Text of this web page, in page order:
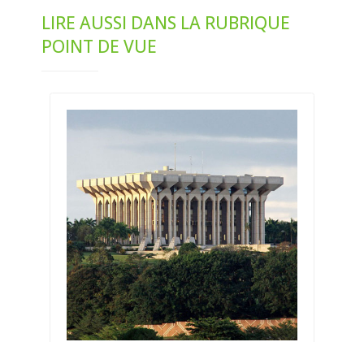
LIRE AUSSI DANS LA RUBRIQUE
POINT DE VUE